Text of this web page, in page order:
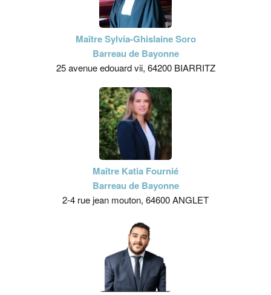
Maître Sylvia-Ghislaine Soro
Barreau de Bayonne
25 avenue edouard vii, 64200 BIARRITZ
Maître Katia Fournié
Barreau de Bayonne
2-4 rue jean mouton, 64600 ANGLET